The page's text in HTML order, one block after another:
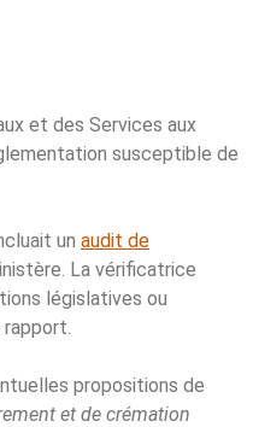
et des Services aux
susceptible de
un audit de
La vérificatrice
législatives ou
propositions de
et de crémation